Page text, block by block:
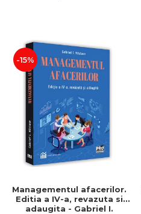
-15%
Managementul afacerilor.
Editia a IV-a, revazuta si
adaugita - Gabriel I.